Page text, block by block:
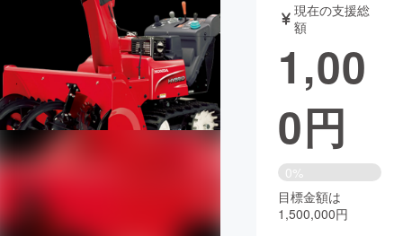
テクノロジー・ガジェット
映像・映画 書籍・雑誌
ビジネス・起業 チャレンジ
CAMPFIRE for Social Good CAMPFIRE Creation
現在の支援総
額
1,00
0円
0%
目標金額は
1,500,000円